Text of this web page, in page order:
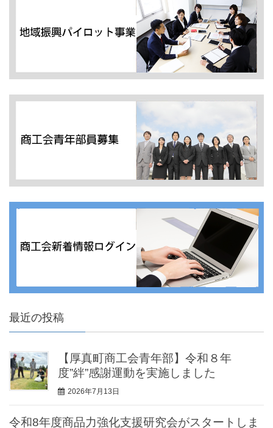
最近の投稿
【厚真町商工会青年部】令和８年
度”絆”感謝運動を実施しました
2026年7月13日
令和8年度商品力強化支援研究会がスタートしま